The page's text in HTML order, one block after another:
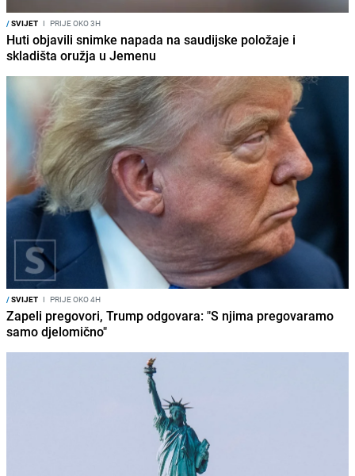
/SVIJET I PRIJE OKO 3H
Huti objavili snimke napada na saudijske položaje i
skladišta oružja u Jemenu
/SVIJET I PRIJE OKO 4H
Zapeli pregovori, Trump odgovara: "S njima pregovaramo
samo djelomično"